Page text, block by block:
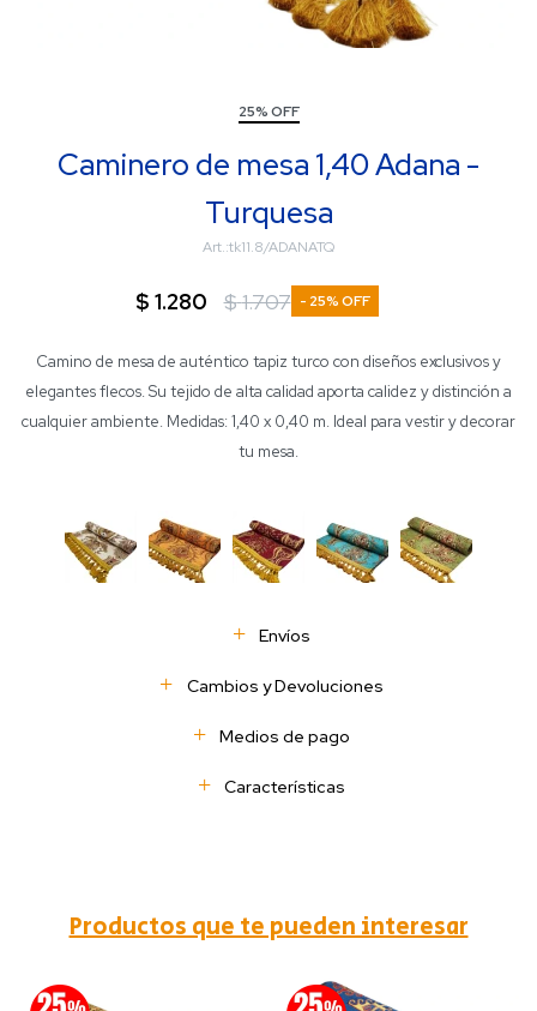
25% OFF
Caminero de mesa 1,40 Adana -
Turquesa
tk11.8/ADANATQ
$ 1.280 $1.707 25
Camino de mesa de auténtico tapiz turco con diseños exclusivos y
elegantes flecos. Su tejido de alta calidad aporta calidez y distinción a
cualquier ambiente. Medidas: 1,40 x 0,40 m. Ideal para vestir y decorar
tu mesa.
Envíos
Cambios y Devoluciones
Medios de pago
Características
Productos que te pueden interesar